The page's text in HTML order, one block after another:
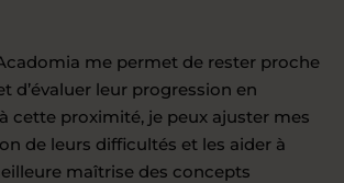
me permet de rester proche
d’évaluer leur progression en
cette proximité, je peux ajuster mes
de leurs difficultés et les aider à
maîtrise des concepts